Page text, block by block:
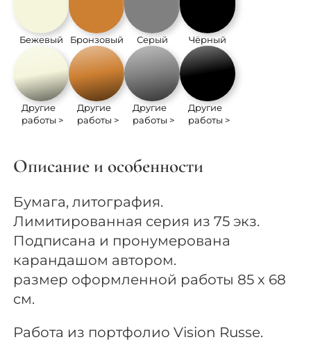
Бежевый
Другие
работы >
Бронзовый
Другие
работы >
Серый
Другие
работы >
Чёрный
Другие
работы >
Описание и особенности
Бумага, литография.
Лимитированная серия из 75 экз.
Подписана и пронумерована
карандашом автором.
размер оформленной работы 85 х 68
см.
Работа из портфолио Vision Russe.